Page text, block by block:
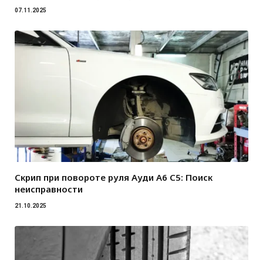
07.11.2025
Скрип при повороте руля Ауди А6 С5: Поиск
неисправности
21.10.2025